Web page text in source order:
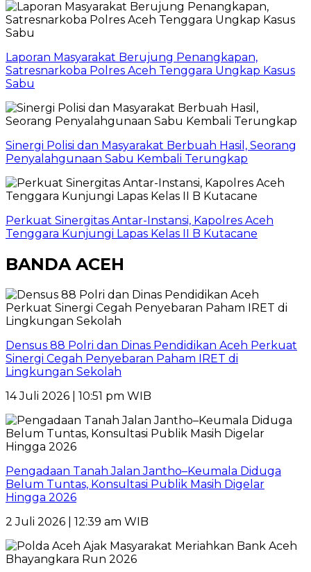
Laporan Masyarakat Berujung Penangkapan,
Satresnarkoba Polres Aceh Tenggara Ungkap Kasus
Sabu
Sinergi Polisi dan Masyarakat Berbuah Hasil, Seorang
Penyalahgunaan Sabu Kembali Terungkap
Perkuat Sinergitas Antar-Instansi, Kapolres Aceh
Tenggara Kunjungi Lapas Kelas II B Kutacane
BANDA ACEH
Densus 88 Polri dan Dinas Pendidikan Aceh Perkuat
Sinergi Cegah Penyebaran Paham IRET di
Lingkungan Sekolah
14 Juli 2026 | 10:51 pm WIB
Pengadaan Tanah Jalan Jantho–Keumala Diduga
Belum Tuntas, Konsultasi Publik Masih Digelar
Hingga 2026
2 Juli 2026 | 12:39 am WIB